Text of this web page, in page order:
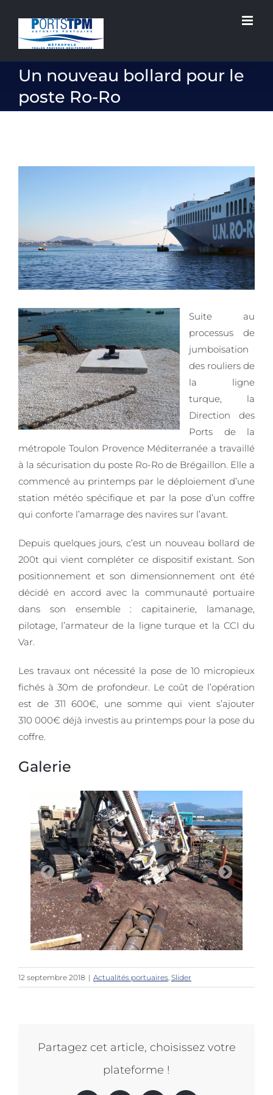
contenu
Un nouveau bollard pour le
poste Ro-Ro
Suite au
processus de
jumboïsation
des rouliers de
la ligne
turque, la
Direction des
Ports de la
métropole Toulon Provence Méditerranée a travaillé
à la sécurisation du poste Ro-Ro de Brégaillon. Elle a
commencé au printemps par le déploiement d’une
station météo spécifique et par la pose d’un coffre
qui conforte l’amarrage des navires sur l’avant.
Depuis quelques jours, c’est un nouveau bollard de
200t qui vient compléter ce dispositif existant. Son
positionnement et son dimensionnement ont été
décidé en accord avec la communauté portuaire
dans son ensemble : capitainerie, lamanage,
pilotage, l’armateur de la ligne turque et la CCI du
Var.
Les travaux ont nécessité la pose de 10 micropieux
fichés à 30m de profondeur. Le coût de l’opération
est de 311 600€, une somme qui vient s’ajouter
310 000€ déjà investis au printemps pour la pose du
coffre.
Galerie
12 septembre 2018 | Actualités portuaires Slider
Partagez cet article, choisissez votre
plateforme !